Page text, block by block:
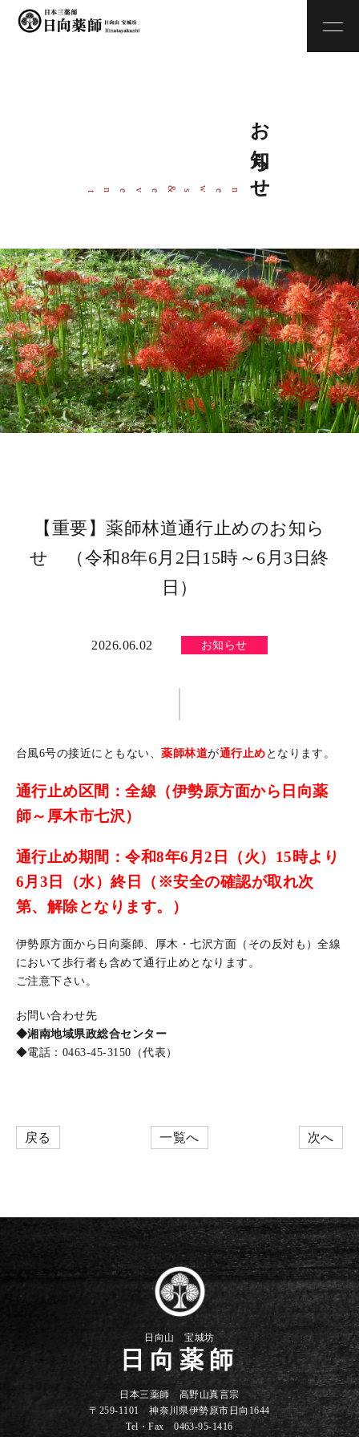
お知らせ
ne
w s
& even
t
【重要】薬師林道通行止めのお知ら
せ （令和8年6月2日15時～6月3日終
日）
2026.06.02 お知らせ
台風6号の接近にともない、薬師林道が通行止め となります。
通行止め区間：全線（伊勢原方面から日向薬
師～厚木市七沢）
通行止め期間：令和8年6月2日（火）15時より
6月3日（水）終日（※安全の確認が取れ次
第、解除となります。）
伊勢原方面から日向薬師、厚木・七沢方面（その反対も）全線
において歩行者も含めて通行止めとなります。
ご注意下さい。
お問い合わせ先
◆湘南地域県政総合センター
◆電話：0463-45-3150（代表）
戻る 一覧へ 次へ
日向山 宝城坊
日向薬師
日本三薬師 高野山真言宗
〒259-1101 神奈川県伊勢原市日向1644
Tel・Fax 0463-95-1416